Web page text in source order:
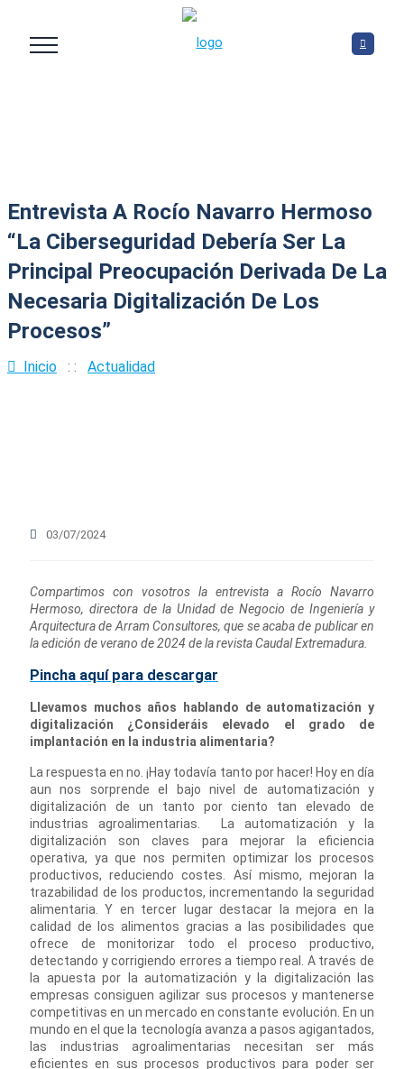
Entrevista A Rocío Navarro Hermoso
“La Ciberseguridad Debería Ser La
Principal Preocupación Derivada De La
Necesaria Digitalización De Los
Procesos”
Inicio : : Actualidad
03/07/2024
Compartimos con vosotros la entrevista a Rocío Navarro
Hermoso, directora de la Unidad de Negocio de Ingeniería y
Arquitectura de Arram Consultores, que se acaba de publicar en
la edición de verano de 2024 de la revista Caudal Extremadura.
Pincha aquí para descargar
Llevamos muchos años hablando de automatización y
digitalización ¿Consideráis elevado el grado de
implantación en la industria alimentaria?
La respuesta en no. ¡Hay todavía tanto por hacer! Hoy en día
aun nos sorprende el bajo nivel de automatización y
digitalización de un tanto por ciento tan elevado de
industrias agroalimentarias. La automatización y la
digitalización son claves para mejorar la eficiencia
operativa, ya que nos permiten optimizar los procesos
productivos, reduciendo costes. Así mismo, mejoran la
trazabilidad de los productos, incrementando la seguridad
alimentaria. Y en tercer lugar destacar la mejora en la
calidad de los alimentos gracias a las posibilidades que
ofrece de monitorizar todo el proceso productivo,
detectando y corrigiendo errores a tiempo real. A través de
la apuesta por la automatización y la digitalización las
empresas consiguen agilizar sus procesos y mantenerse
competitivas en un mercado en constante evolución. En un
mundo en el que la tecnología avanza a pasos agigantados,
las industrias agroalimentarias necesitan ser más
eficientes en sus procesos productivos para poder ser